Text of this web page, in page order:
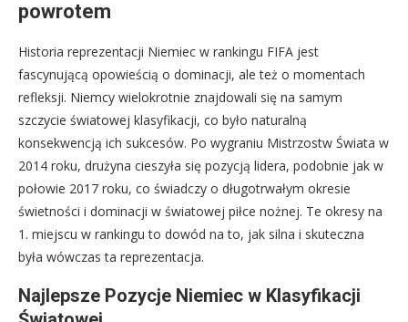
powrotem
Historia reprezentacji Niemiec w rankingu FIFA jest
fascynującą opowieścią o dominacji, ale też o momentach
refleksji. Niemcy wielokrotnie znajdowali się na samym
szczycie światowej klasyfikacji, co było naturalną
konsekwencją ich sukcesów. Po wygraniu Mistrzostw Świata w
2014 roku, drużyna cieszyła się pozycją lidera, podobnie jak w
połowie 2017 roku, co świadczy o długotrwałym okresie
świetności i dominacji w światowej piłce nożnej. Te okresy na
1. miejscu w rankingu to dowód na to, jak silna i skuteczna
była wówczas ta reprezentacja.
Najlepsze Pozycje Niemiec w Klasyfikacji